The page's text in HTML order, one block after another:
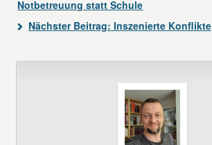
Notbetreuung statt Schule
Nächster Beitrag: Inszenierte Konflikte